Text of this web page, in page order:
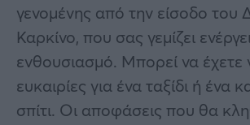
γενομένης από την είσοδο του
Καρκίνο, που σας γεμίζει
ενθουσιασμό. Μπορεί να έχετε
ευκαιρίες για ένα ταξίδι ή ένα
σπίτι. Οι αποφάσεις που θα